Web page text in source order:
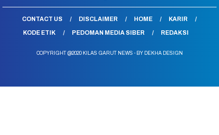
CONTACT US DISCLAIMER HOME
KARIR
KODE ETIK
PEDOMAN MEDIA SIBER REDAKSI
COPYRIGHT @2020 KILAS GARUT NEWS - BY DEKHA DESIGN